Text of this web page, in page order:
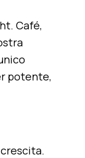
Café,
potente,